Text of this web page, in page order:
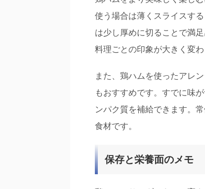
使う場合は薄くスライスす
は少し厚めに切ることで満
料理ごとの印象が大きく変わ
また、鶏ハムを使ったアレ
もおすすめです。すでに味
ンパク質を補給できます。
食材です。
保存と栄養面のメモ